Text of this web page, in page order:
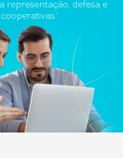
representação, defesa e